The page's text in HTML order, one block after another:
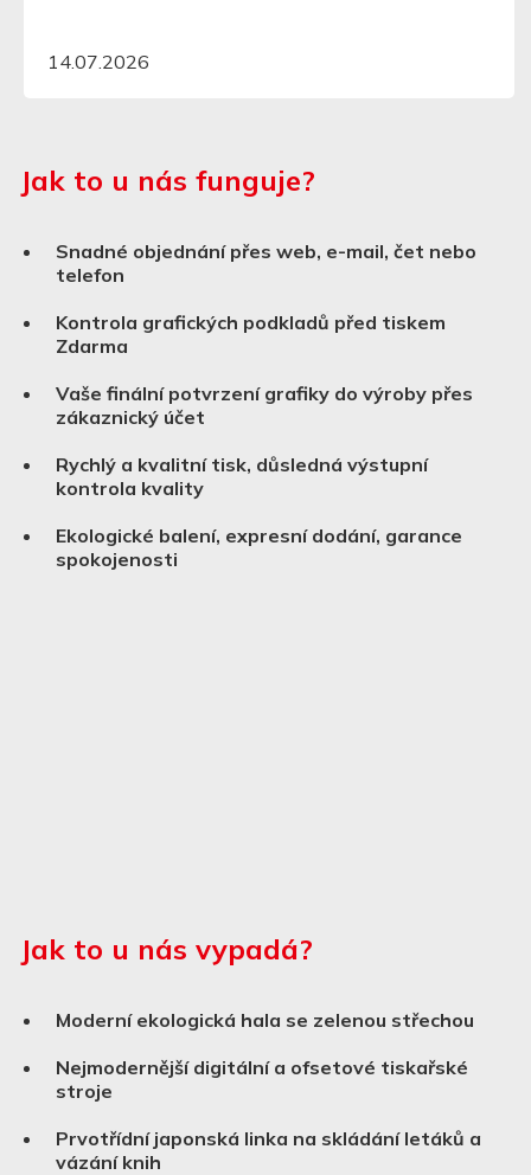
14.07.2026
Jak to u nás funguje?
Snadné objednání přes web, e-mail, čet nebo
telefon
Kontrola grafických podkladů před tiskem
Zdarma
Vaše finální potvrzení grafiky do výroby přes
zákaznický účet
Rychlý a kvalitní tisk, důsledná výstupní
kontrola kvality
Ekologické balení, expresní dodání, garance
spokojenosti
Jak to u nás vypadá?
Moderní ekologická hala se zelenou střechou
Nejmodernější digitální a ofsetové tiskařské
stroje
Prvotřídní japonská linka na skládání letáků a
vázání knih